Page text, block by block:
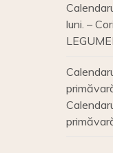
luni. –